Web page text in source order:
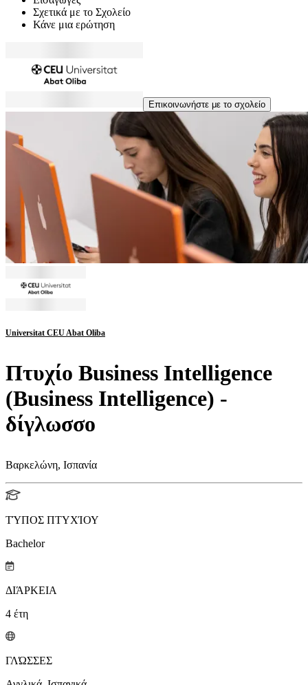
Σχετικά με το Σχολείο
Κάνε μια ερώτηση
Επικοινωνήστε με το σχολείο
Universitat CEU Abat Oliba
Πτυχίο Business Intelligence
(Business Intelligence) -
δίγλωσσο
Βαρκελώνη, Ισπανία
ΤΎΠΟΣ ΠΤΥΧΊΟΥ
Bachelor
ΔΙΆΡΚΕΙΑ
4 έτη
ΓΛΏΣΣΕΣ